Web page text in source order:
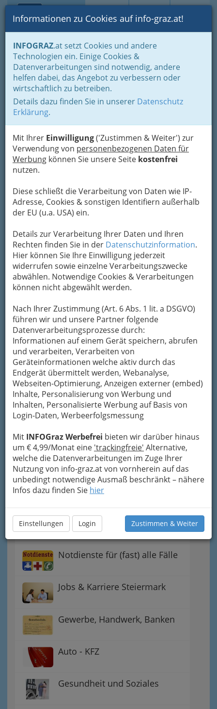
Suche Login Toggle
Informationen zu Cookies auf info-graz.at!
INFOGRAZ.at setzt Cookies und andere
Technologien ein. Einige Cookies &
Datenverarbeitungen sind notwendig, andere
helfen dabei, das Angebot zu verbessern oder
wirtschaftlich zu betreiben.
Details dazu finden Sie in unserer Datenschutz
Erklärung.
Mit Ihrer Einwilligung('Zustimmen & Weiter') zur
Verwendung von personenbezogenen Daten für
Werbung können Sie unsere Seite kostenfrei
nutzen.
Diese schließt die Verarbeitung von Daten wie IP-
Adresse, Cookies & sonstigen Identifiern außerhalb
der EU (u.a. USA) ein.
Details zur Verarbeitung Ihrer Daten und Ihren
Rechten finden Sie in der Datenschutzinformation.
Hier können Sie Ihre Einwilligung jederzeit
widerrufen sowie einzelne Verarbeitungszwecke
abwählen. Notwendige Cookies & Verarbeitungen
können nicht abgewählt werden.
Nach Ihrer Zustimmung (Art. 6 Abs. 1 lit. a DSGVO)
führen wir und unsere Partner folgende
Datenverarbeitungsprozesse durch:
Informationen auf einem Gerät speichern, abrufen
und verarbeiten, Verarbeiten von
Geräteinformationen welche aktiv durch das
Endgerät übermittelt werden, Webanalyse,
Webseiten-Optimierung, Anzeigen externer (embed)
Inhalte, Personalisierung von Werbung und
Inhalten, Personalisierte Werbung auf Basis von
Login-Daten, Werbeerfolgsmessung
Mit INFOGraz Werbefrei bieten wir darüber hinaus
um € 4,99/Monat eine 'trackingfreie' Alternative,
welche die Datenverarbeitungen im Zuge Ihrer
Nutzung von info-graz.at von vornherein auf das
unbedingt notwendige Ausmaß beschränkt – nähere
Infos dazu finden Sie hier
Einstellungen Login Zustimmen & Weiter
Home Branchen
BIPA Parfumerien
Gesellschaft m.b.H.
Reitschulgasse 8, 8010 Graz
+43 (2236) 600 5860| +43 (3466) 43332
+43 (2236) 600 7500
Karte
Adresse mit Google Maps anschauen
Die wichtigsten Kategorien
Einkaufen & Schenken - der
Handel
Gutschein-Welt: von myToys
bis H&M, C&A u.v.m.
Gewinnspiele - Lokale
Gutscheine
Notdienste für (fast) alle Fälle
Jobs & Karriere Steiermark
Gewerbe, Handwerk, Banken
Auto - KFZ
Gesundheit und Soziales